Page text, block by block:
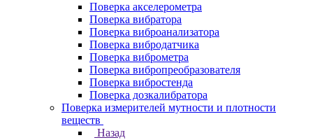
Поверка акселерометра
Поверка вибратора
Поверка виброанализатора
Поверка вибродатчика
Поверка виброметра
Поверка вибропреобразователя
Поверка вибростенда
Поверка дозкалибратора
Поверка измерителей мутности и плотности
веществ
Назад